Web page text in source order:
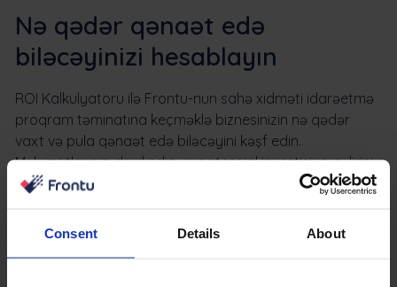
Consent Details About
Nə qədər qənaət edə
biləcəyinizi hesablayın
ROI Kalkulyatoru ilə Frontu-nun sahə xidməti idarəetmə
proqram təminatına keçməklə biznesinizin nə qədər
vaxt və pula qənaət edə biləcəyini kəşf edin.
Məlumatlarınızı daxil edin və potensial investisiya gəlirini
dərhal görün.
Niyə bizim ROI kalkulyatorumuzdan
istifadə etməli: